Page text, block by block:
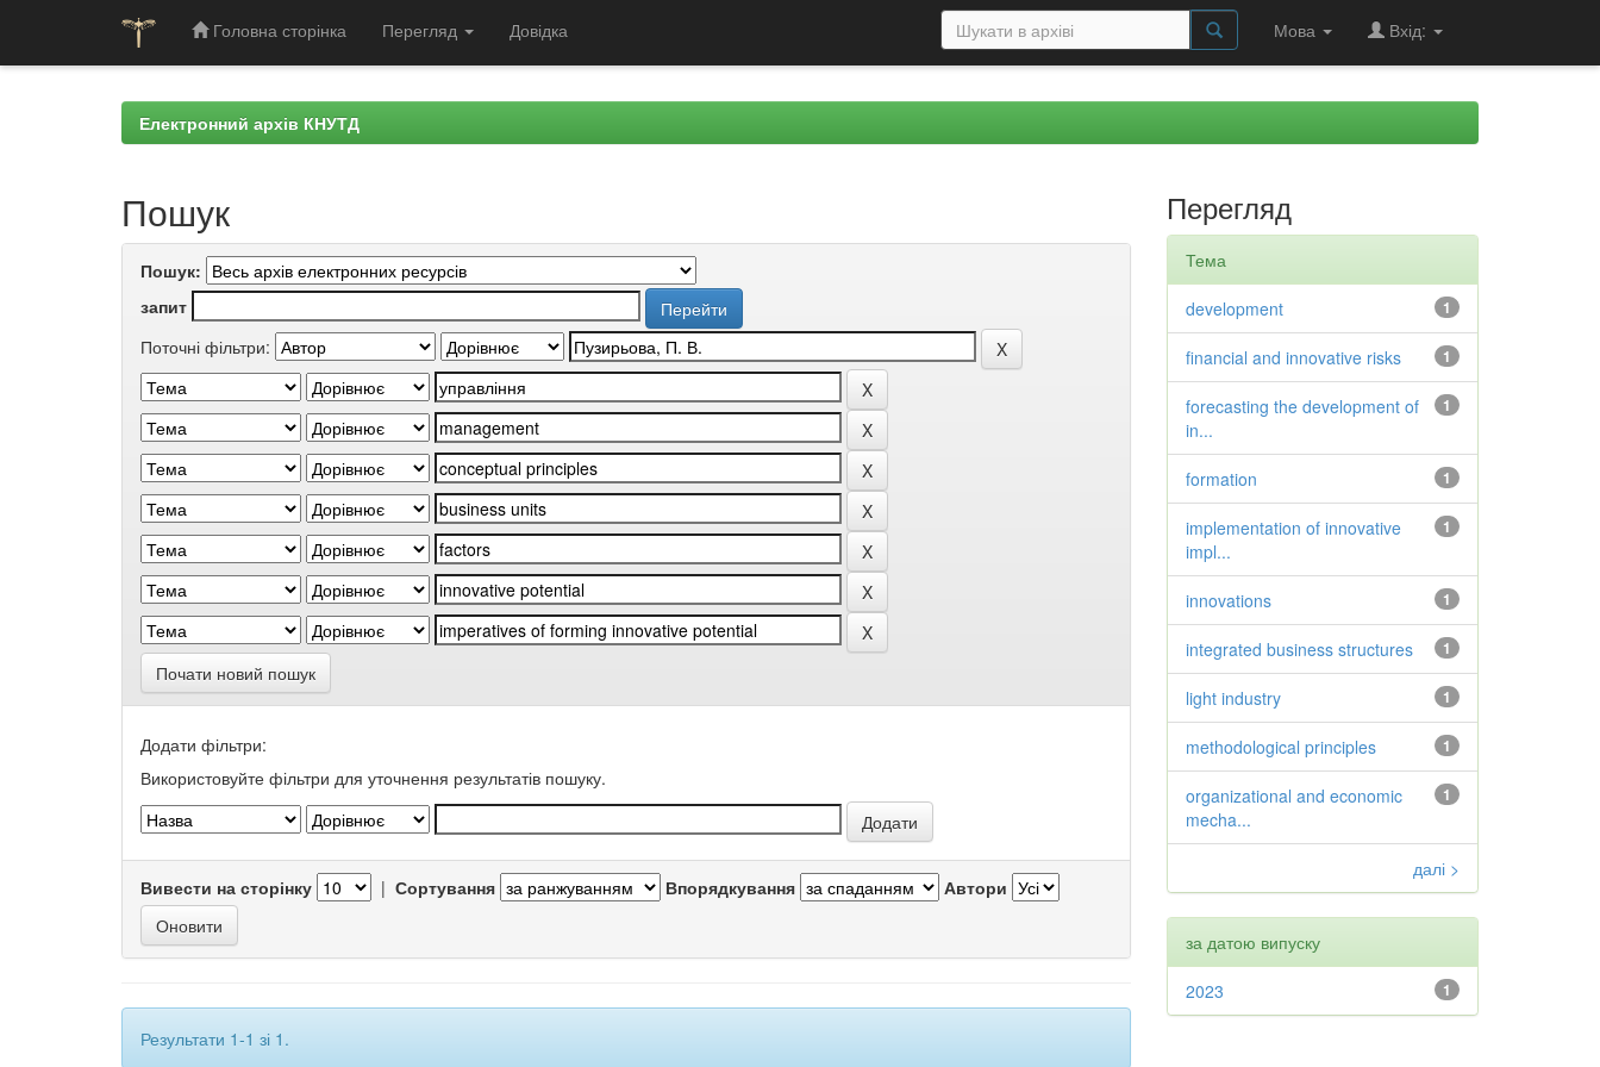
Головна сторінка Перегляд Довідка Мова Вхід:
Електронний архів КНУТД
Пошук
Пошук:
запит
Поточні фільтри:
Почати новий пошук
Додати фільтри:
Використовуйте фільтри для уточнення результатів пошуку.
Вивести на сторінку | Сортування Впорядкування Автори
Результати 1-1 зі 1.
Перегляд
Тема
1
development
1
financial and innovative risks
1
forecasting the development of
in...
1
formation
1
implementation of innovative
impl...
1
innovations
1
integrated business structures
1
light industry
1
methodological principles
1
organizational and economic
mecha...
далі >
за датою випуску
1
2023